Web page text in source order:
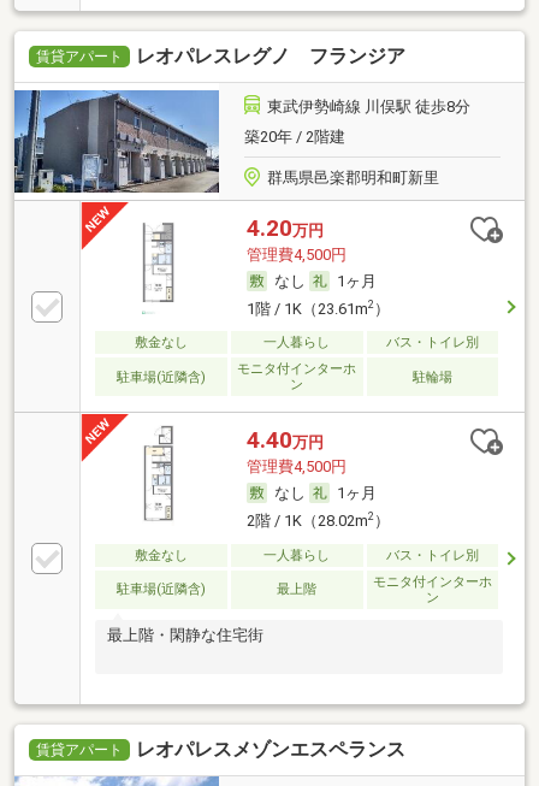
賃貸アパート レオパレスレグノ フランジア
東武伊勢崎線 川俣駅 徒歩8分
築20年 / 2階建
群馬県邑楽郡明和町新里
4.20万円
管理費4,500円
なし
1ヶ月
1階 / 1K（23.61m2）
敷金なし 一人暮らし バス・トイレ別
駐車場(近隣含)
モニタ付インターホ
ン
駐輪場
4.40万円
管理費4,500円
なし
1ヶ月
2階 / 1K（28.02m2）
敷金なし 一人暮らし バス・トイレ別
駐車場(近隣含) 最上階
モニタ付インターホ
ン
最上階・閑静な住宅街
賃貸アパート レオパレスメゾンエスペランス